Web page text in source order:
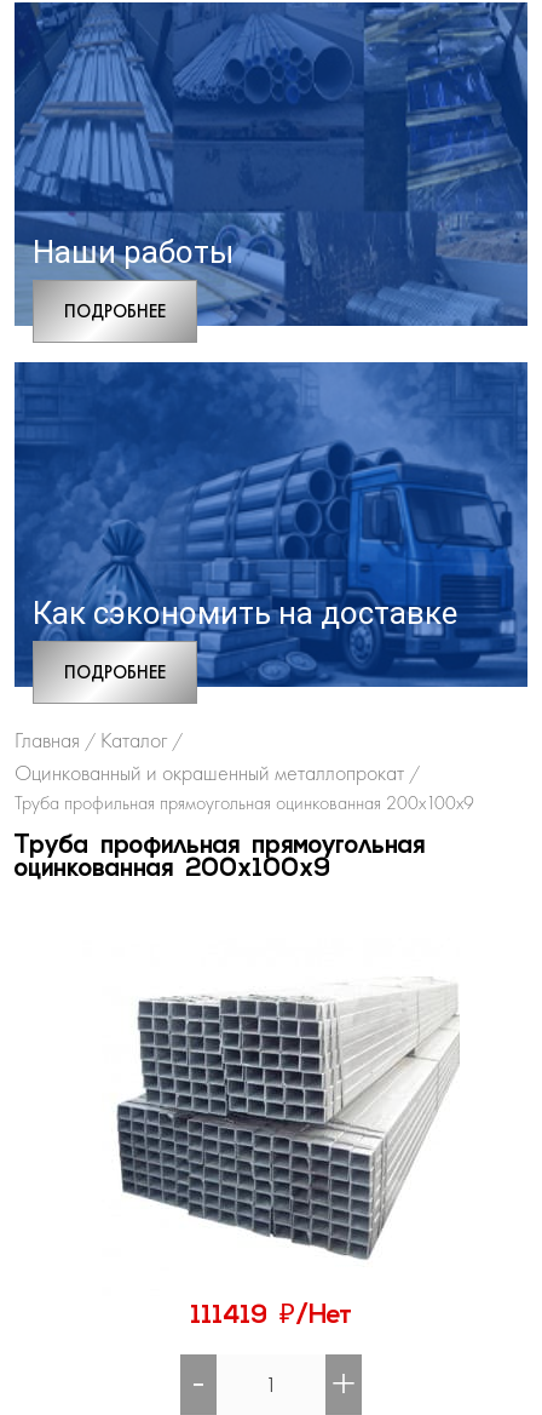
Наши работы
ПОДРОБНЕЕ
Как сэкономить на доставке
ПОДРОБНЕЕ
Главная / Каталог /
Оцинкованный и окрашенный металлопрокат /
Труба профильная прямоугольная оцинкованная 200х100х9
Труба профильная прямоугольная
оцинкованная 200х100х9
111419 ₽/Нет
- +